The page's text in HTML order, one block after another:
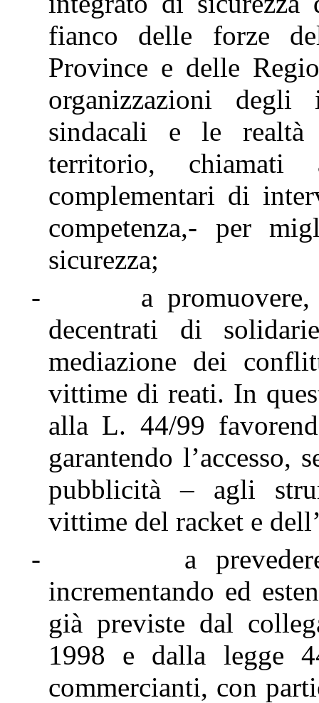
fianco delle forze
Province e delle
organizzazioni degli
sindacali e le realtà
territorio,
complementari di
competenza,- per
sicurezza;
-
a
decentrati di
mediazione dei
vittime di reati. In
alla L. 44/99
garantendo l’accesso,
pubblicità – agli
vittime del racket e
-
a
incrementando ed
già previste dal
1998 e dalla legge
commercianti, con